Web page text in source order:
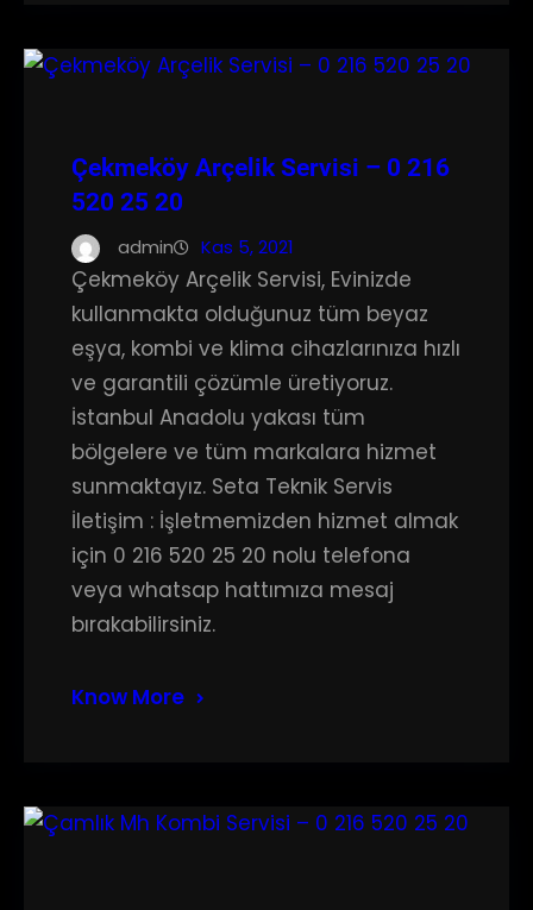
Çekmeköy Arçelik Servisi – 0 216
520 25 20
admin Kas 5, 2021
Çekmeköy Arçelik Servisi, Evinizde
kullanmakta olduğunuz tüm beyaz
eşya, kombi ve klima cihazlarınıza hızlı
ve garantili çözümle üretiyoruz.
İstanbul Anadolu yakası tüm
bölgelere ve tüm markalara hizmet
sunmaktayız. Seta Teknik Servis
İletişim : İşletmemizden hizmet almak
için 0 216 520 25 20 nolu telefona
veya whatsap hattımıza mesaj
bırakabilirsiniz.
Know More